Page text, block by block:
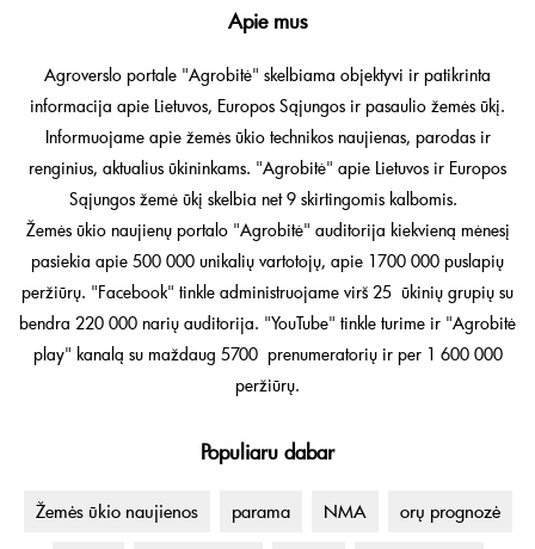
Apie mus
Agroverslo portale "Agrobitė" skelbiama objektyvi ir patikrinta
informacija apie Lietuvos, Europos Sąjungos ir pasaulio žemės ūkį.
Informuojame apie žemės ūkio technikos naujienas, parodas ir
renginius, aktualius ūkininkams. "Agrobitė" apie Lietuvos ir Europos
Sąjungos žemė ūkį skelbia net 9 skirtingomis kalbomis.
Žemės ūkio naujienų portalo "Agrobitė" auditorija kiekvieną mėnesį
pasiekia apie 500 000 unikalių vartotojų, apie 1700 000 puslapių
peržiūrų. "Facebook" tinkle administruojame virš 25 ūkinių grupių su
bendra 220 000 narių auditorija. "YouTube" tinkle turime ir "Agrobitė
play" kanalą su maždaug 5700 prenumeratorių ir per 1 600 000
peržiūrų.
Populiaru dabar
Žemės ūkio naujienos parama NMA orų prognozė